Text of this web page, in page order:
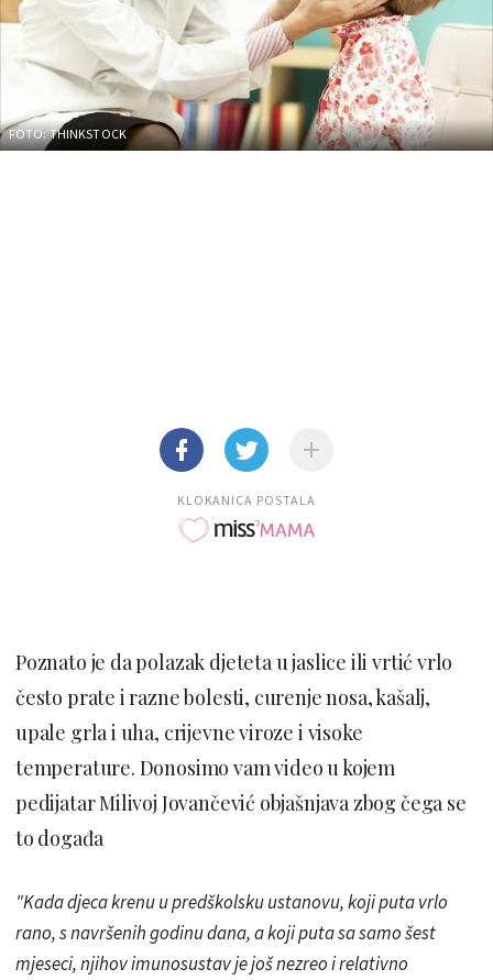
FOTO: THINKSTOCK
KLOKANICA POSTALA
Poznato je da polazak djeteta u jaslice ili vrtić vrlo
često prate i razne bolesti, curenje nosa, kašalj,
upale grla i uha, crijevne viroze i visoke
temperature. Donosimo vam video u kojem
pedijatar Milivoj Jovančević objašnjava zbog čega se
to događa
"Kada djeca krenu u predškolsku ustanovu, koji puta vrlo
rano, s navršenih godinu dana, a koji puta sa samo šest
mjeseci, njihov imunosustav je još nezreo i relativno